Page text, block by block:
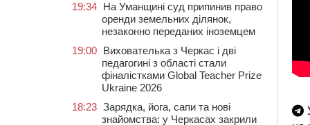
19:34 На Уманщині суд припинив право
оренди земельних ділянок,
незаконно переданих іноземцем
19:00 Вихователька з Черкас і дві
педагогині з області стали
фіналістками Global Teacher Prize
Ukraine 2026
18:23 Зарядка, йога, сапи та нові
знайомства: у Черкасах закрили